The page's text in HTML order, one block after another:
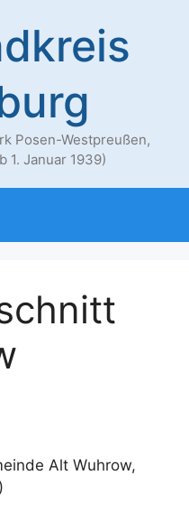
Posen-Westpreußen,
1. Januar 1939)
Alt Wuhrow,